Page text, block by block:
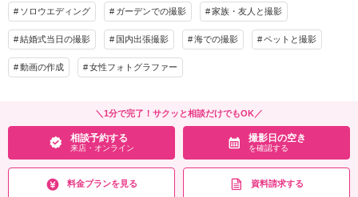
ソロウエディング ガーデンでの撮影 家族・友人と撮影
結婚式当日の撮影 国内出張撮影 海での撮影 ペットと撮影
動画の作成 女性フォトグラファー
＼1分で完了！サクッと相談だけでもOK／
相談予約する
来店・オンライン
撮影日の空き
を確認する
料金プランを見る 資料請求する